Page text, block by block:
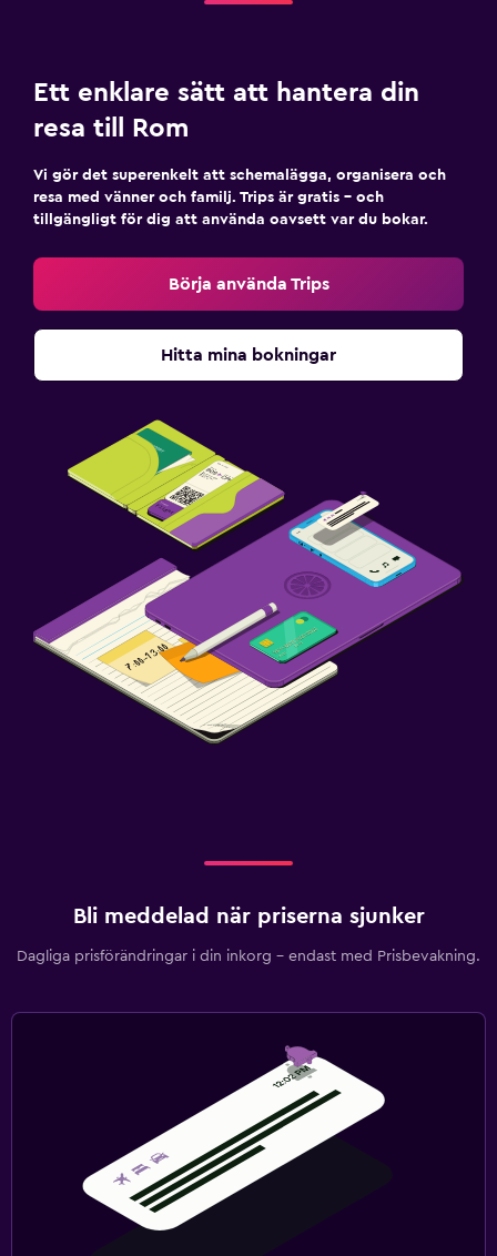
Ett enklare sätt att hantera din
resa till Rom
Vi gör det superenkelt att schemalägga, organisera och
resa med vänner och familj. Trips är gratis – och
tillgängligt för dig att använda oavsett var du bokar.
Börja använda Trips
Hitta mina bokningar
Bli meddelad när priserna sjunker
Dagliga prisförändringar i din inkorg – endast med Prisbevakning.